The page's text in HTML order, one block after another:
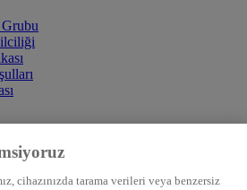
cihazınızda tarama verileri veya benzersiz